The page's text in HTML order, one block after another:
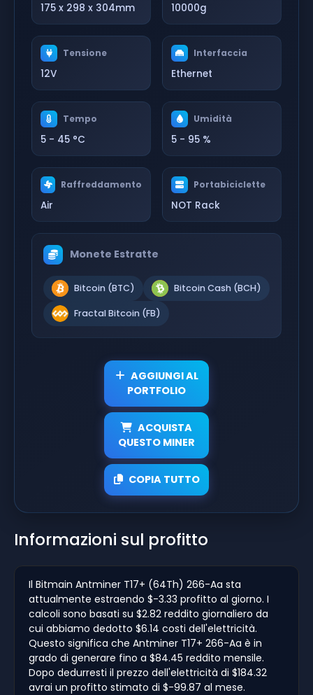
175 x 298 x 304mm 10000g
Tensione
12V
Interfaccia
Ethernet
Tempo
5 - 45 °C
Umidità
5 - 95 %
Raffreddamento
Air
Portabiciclette
NOT Rack
Monete Estratte
Bitcoin (BTC) Bitcoin Cash (BCH)
Fractal Bitcoin (FB)
AGGIUNGI AL
PORTFOLIO
ACQUISTA
QUESTO MINER
COPIA TUTTO
Informazioni sul profitto
Il Bitmain Antminer T17+ (64Th) 266-Aa sta
attualmente estraendo $-3.33 profitto al giorno. I
calcoli sono basati su $2.82 reddito giornaliero da
cui abbiamo dedotto $6.14 costi dell'elettricità.
Questo significa che Antminer T17+ 266-Aa è in
grado di generare fino a $84.45 reddito mensile.
Dopo dedurresti il prezzo dell'elettricità di $184.32
avrai un profitto stimato di $-99.87 al mese.